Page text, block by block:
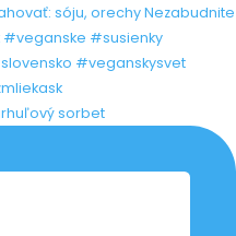
sorbet